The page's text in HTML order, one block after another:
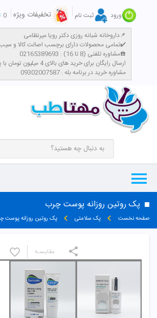
ورود ثبت نام تخفیفات ویژه 0
داروخانه شبانه روزی دکتر رویا میرنظامی📌
تمامی محصولات دارای برچسب اصالت کالا و سیب سلامت میباشند✔️
مشاوره تلفنی (8 تا 16) : 02165389693☎️
​ارسال رایگان برای خرید های بالای 4 میلیون تومان با پست پیشتاز
مشاوره خرید در برنامه بله : 09302007587
پک روتین روزانه پوست چرب
صفحه نخست پک سلامتی پک روتین روزانه پوست
مقایسـه